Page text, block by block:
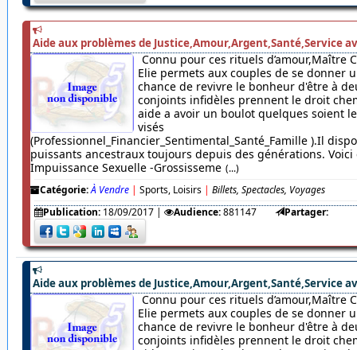
Aide aux problèmes de Justice,Amour,Argent,Santé,Service
Connu pour ces rituels d’amour,Maître
Elie permets aux couples de se donner
chance de revivre le bonheur d'être à
conjoints infidèles prennent le droit
aide a avoir un boulot quelques soient
visés
(Professionnel_Financier_Sentimental_Santé_Famille ).Il
puissants ancestraux toujours depuis des générations. Voici
Impuissance Sexuelle -Grossisseme (...)
Catégorie:À Vendre | Sports, Loisirs | Billets, Spectacles, Voyages
Publication: 18/09/2017| Audience:881147 Partager:
Aide aux problèmes de Justice,Amour,Argent,Santé,Service
Connu pour ces rituels d’amour,Maître
Elie permets aux couples de se donner
chance de revivre le bonheur d'être à
conjoints infidèles prennent le droit